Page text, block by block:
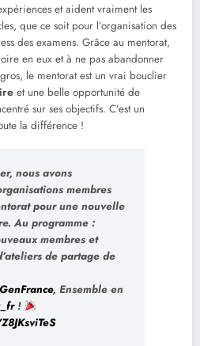
et aident vraiment les
que ce soit pour l’organisation des
des examens. Grâce au mentorat,
en eux et à ne pas abandonner
le mentorat est un vrai bouclier
et une belle opportunité de
sur ses objectifs. C’est un
la différence !
nous avons
membres
pour une nouvelle
Au programme :
membres et
de partage de
, Ensemble en
!